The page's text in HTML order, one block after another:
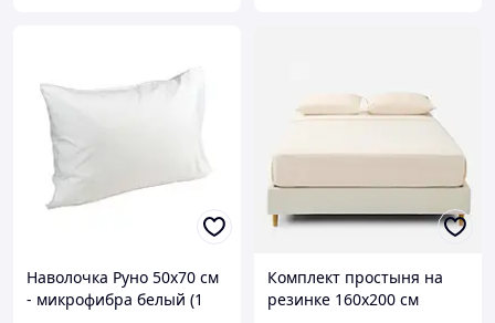
Наволочка Руно 50х70 см
- микрофибра белый (1
Комплект простыня на
резинке 160х200 см